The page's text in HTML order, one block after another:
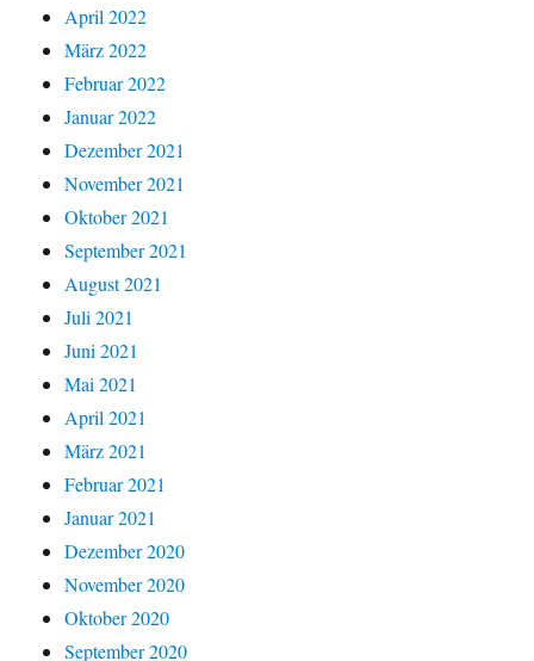
April 2022
März 2022
Februar 2022
Januar 2022
Dezember 2021
November 2021
Oktober 2021
September 2021
August 2021
Juli 2021
Juni 2021
Mai 2021
April 2021
März 2021
Februar 2021
Januar 2021
Dezember 2020
November 2020
Oktober 2020
September 2020